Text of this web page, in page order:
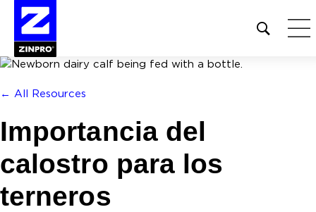
Open
site
← All Resources
Importancia del
calostro para los
terneros